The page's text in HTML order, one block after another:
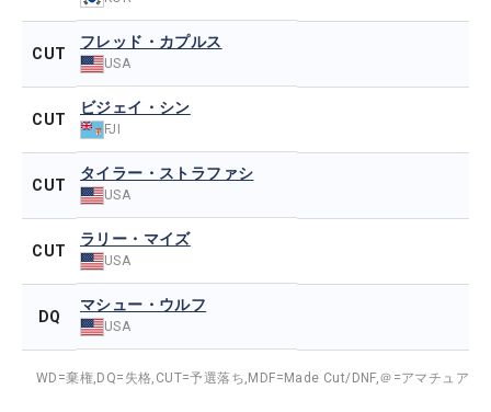
CUT
フレッド・カプルス
USA
CUT
ビジェイ・シン
FJI
CUT
タイラー・ストラファシ
USA
CUT
ラリー・マイズ
USA
DQ
マシュー・ウルフ
USA
WD=棄権, DQ=失格, CUT=予選落ち, MDF=Made Cut/DNF,＠=アマチュア